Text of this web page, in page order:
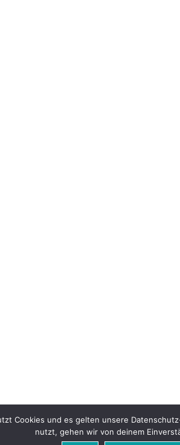
Cookies und es gelten unsere
nutzt, gehen wir von deinem